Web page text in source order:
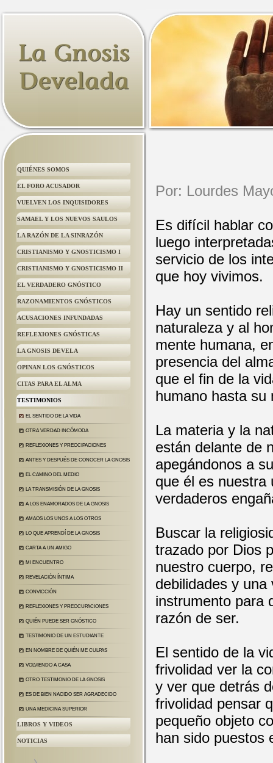
QUIÉNES SOMOS
EL FORO ACUSADOR
VUELVEN LOS INQUISIDORES
SAMAEL Y LOS NUEVOS SAULOS
LA RAZÓN DE LA SINRAZÓN
CRISTIANISMO Y GNOSTICISMO I
CRISTIANISMO Y GNOSTICISMO II
EL VERDADERO GNÓSTICO
RAZONAMIENTOS GNÓSTICOS
ACUSACIONES INFUNDADAS
REFLEXIONES GNÓSTICAS
LA GNOSIS DEVELA
OPINAN LOS GNÓSTICOS
CITAS PARA EL ALMA
TESTIMONIOS
EL SENTIDO DE LA VIDA
OTRA VERDAD INCÓMODA
REFLEXIONES Y PREOCIPACIONES
ANTES Y DESPUÉS DE CONOCER LA GNOSIS
EL CAMINO DEL MEDIO
LA TRANSMISIÓN DE LA GNOSIS
A LOS ENAMORADOS DE LA GNOSIS
AMAOS LOS UNOS A LOS OTROS
LO QUE APRENDÍ DE LA GNOSIS
CARTA A UN AMIGO
MI ENCUENTRO
REVELACIÓN ÍNTIMA
CONVICCIÓN
REFLEXIONES Y PREOCUPACIONES
QUIÉN PUEDE SER GNÓSTICO
TESTIMONIO DE UN ESTUDIANTE
EN NOMBRE DE QUIÉN ME CULPAS
VOLVIENDO A CASA
OTRO TESTIMONIO DE LA GNOSIS
ES DE BIEN NACIDO SER AGRADECIDO
UNA MEDICINA SUPERIOR
LIBROS Y VIDEOS
NOTICIAS
Por: Lourdes
Es difícil hablar
luego
servicio de los
que hoy vivimos.
Hay un sentido
naturaleza y al
mente humana,
presencia del
que el fin de la
humano hasta su
La materia y la
están delante de
apegándonos a
que él es nuestra
verdaderos
Buscar la
trazado por Dios
nuestro cuerpo,
debilidades y
instrumento para
razón de ser.
El sentido de la
frivolidad ver la
y ver que detrás
frivolidad pensar
pequeño objeto
han sido puestos